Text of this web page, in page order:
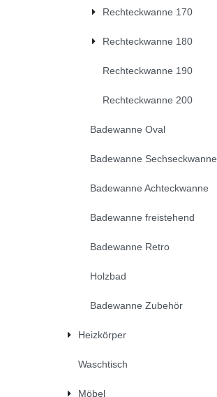
Rechteckwanne 170
Rechteckwanne 180
Rechteckwanne 190
Rechteckwanne 200
Badewanne Oval
Badewanne Sechseckwanne
Badewanne Achteckwanne
Badewanne freistehend
Badewanne Retro
Holzbad
Badewanne Zubehör
Heizkörper
Waschtisch
Möbel